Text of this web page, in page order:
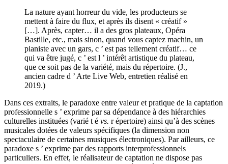
La nature ayant horreur du vide, les producteurs se
mettent à faire du flux, et après ils disent « créatif »
[…]. Après, capter… il a des gros plateaux, Opéra
Bastille, etc., mais sinon, quand vous captez machin, un
pianiste avec un gars, c ’ est pas tellement créatif… ce
qui va être jugé, c ’ est l ’ intérêt artistique du plateau,
que ce soit pas de la variété, mais du répertoire. (J.,
ancien cadre d ’ Arte Live Web, entretien réalisé en
2019.)
Dans ces extraits, le paradoxe entre valeur et pratique de la captation
professionnelle s ’ exprime par sa dépendance à des hiérarchies
culturelles instituées (varié t é vs. r épertoire) ainsi qu’à des scènes
musicales dotées de valeurs spécifiques (la dimension non
spectaculaire de certaines musiques électroniques). Par ailleurs, ce
paradoxe s ’ exprime par des rapports interprofessionnels
particuliers. En effet, le réalisateur de captation ne dispose pas